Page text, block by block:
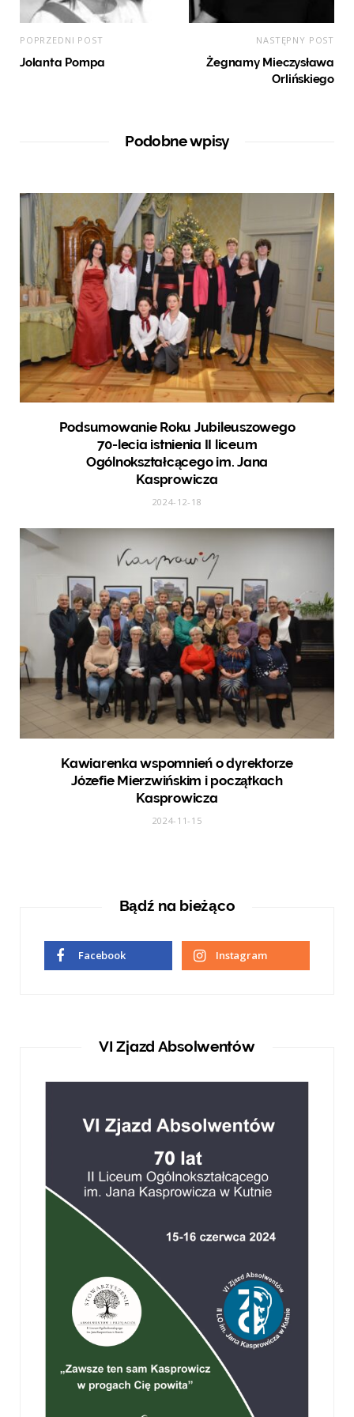
POPRZEDNI POST
Jolanta Pompa
NASTĘPNY POST
Żegnamy Mieczysława
Orlińskiego
Podobne wpisy
Podsumowanie Roku Jubileuszowego
70-lecia istnienia II liceum
Ogólnokształcącego im. Jana
Kasprowicza
2024-12-18
Kawiarenka wspomnień o dyrektorze
Józefie Mierzwińskim i początkach
Kasprowicza
2024-11-15
Bądź na bieżąco
Facebook Instagram
VI Zjazd Absolwentów